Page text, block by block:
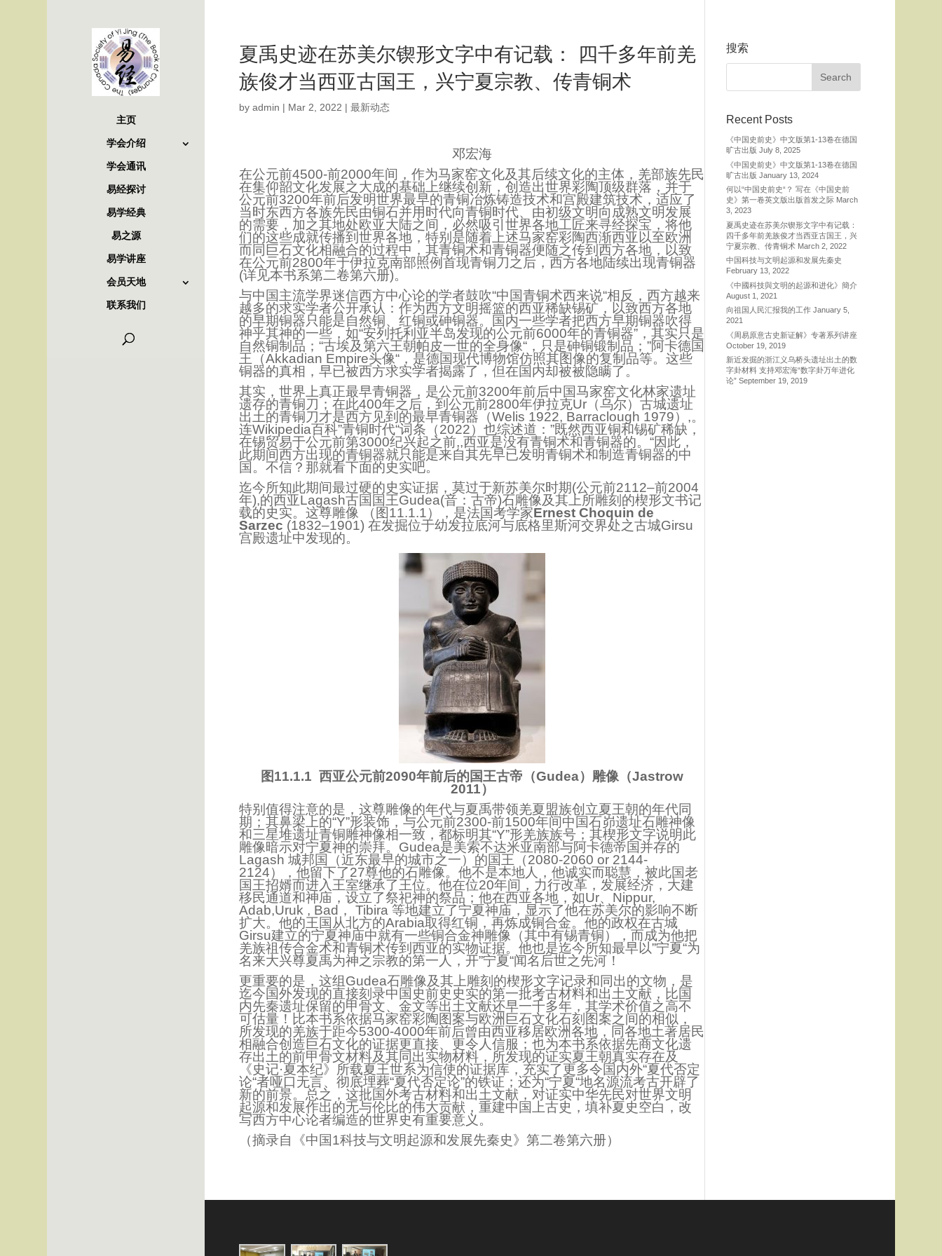
主页
学会介绍
学会通讯
易经探讨
易学经典
易之源
易学讲座
会员天地
联系我们
夏禹史迹在苏美尔锲形文字中有记载： 四千多年前羌
族俊才当西亚古国王，兴宁夏宗教、传青铜术
byadmin | Mar 2, 2022 |最新动态
邓宏海
在公元前4500-前2000年间，作为马家窑文化及其后续文化的主体，羌部族先民
在集仰韶文化发展之大成的基础上继续创新，创造出世界彩陶顶级群落，并于
公元前3200年前后发明世界最早的青铜冶炼铸造技术和宫殿建筑技术，适应了
当时东西方各族先民由铜石并用时代向青铜时代、由初级文明向成熟文明发展
的需要，加之其地处欧亚大陆之间，必然吸引世界各地工匠来寻经探宝，将他
们的这些成就传播到世界各地，特别是随着上述马家窑彩陶西渐西亚以至欧洲
而同巨石文化相融合的过程中，其青铜术和青铜器便随之传到西方各地，以致
在公元前2800年于伊拉克南部照例首现青铜刀之后，西方各地陆续出现青铜器
(详见本书系第二卷第六册)。
与中国主流学界迷信西方中心论的学者鼓吹“中国青铜术西来说“相反，西方越来
越多的求实学者公开承认：作为西方文明摇篮的西亚稀缺锡矿，以致西方各地
的早期铜器只能是自然铜、红铜或砷铜器。国内一些学者把西方早期铜器吹得
神乎其神的一些，如“安列托利亚半岛发现的公元前6000年的青铜器”，其实只是
自然铜制品；“古埃及第六王朝帕皮一世的全身像“，只是砷铜锻制品；”阿卡德国
王（Akkadian Empire头像“，是德国现代博物馆仿照其图像的复制品等。这些
铜器的真相，早已被西方求实学者揭露了，但在国内却被被隐瞒了。
其实，世界上真正最早青铜器，是公元前3200年前后中国马家窑文化林家遗址
遗存的青铜刀；在此400年之后，到公元前2800年伊拉克Ur（乌尔）古城遗址
出土的青铜刀才是西方见到的最早青铜器（Welis 1922, Barraclough 1979）,。
连Wikipedia百科”青铜时代“词条（2022）也综述道：”既然西亚铜和锡矿稀缺，
在锡贸易于公元前第3000纪兴起之前,,西亚是没有青铜术和青铜器的。“因此，
此期间西方出现的青铜器就只能是来自其先早已发明青铜术和制造青铜器的中
国。不信？那就看下面的史实吧。
迄今所知此期间最过硬的史实证据，莫过于新苏美尔时期(公元前2112–前2004
年),的西亚Lagash古国国王Gudea(音：古帝)石雕像及其上所雕刻的楔形文书记
载的史实。这尊雕像 （ 图11.1.1），是法国考学家Ernest Choquin de
Sarzec (1832–1901) 在发掘位于幼发拉底河与底格里斯河交界处之古城Girsu
宫殿遗址中发现的。
图11.1.1 西亚公元前2090年前后的国王古帝（Gudea）雕像（Jastrow
2011）
特别值得注意的是，这尊雕像的年代与夏禹带领羌夏盟族创立夏王朝的年代同
期；其鼻梁上的“Y”形装饰，与公元前2300-前1500年间中国石峁遗址石雕神像
和三星堆遗址青铜雕神像相一致，都标明其“Y”形羌族族号；其楔形文字说明此
雕像暗示对宁夏神的崇拜。Gudea是美索不达米亚南部与阿卡德帝国并存的
Lagash 城邦国（近东最早的城市之一）的国王（2080-2060 or 2144-
2124），他留下了27尊他的石雕像。他不是本地人，他诚实而聪慧，被此国老
国王招婿而进入王室继承了王位。他在位20年间，力行改革，发展经济，大建
移民通道和神庙，设立了祭祀神的祭品；他在西亚各地，如Ur、Nippur,
Adab,Uruk , Bad， Tibira 等地建立了宁夏神庙，显示了他在苏美尔的影响不断
扩大。他的王国从北方的Arabia取得红铜，再炼成铜合金。他的政权在古城
Girsu建立的宁夏神庙中就有一些铜合金神雕像（其中有锡青铜），而成为他把
羌族祖传合金术和青铜术传到西亚的实物证据。他也是迄今所知最早以”宁夏“为
名来大兴尊夏禹为神之宗教的第一人，开”宁夏“闻名后世之先河！
更重要的是，这组Gudea石雕像及其上雕刻的楔形文字记录和同出的文物，是
迄今国外发现的直接刻录中国史前史史实的第一批考古材料和出土文献，比国
内先秦遗址保留的甲骨文、金文等出土文献还早一千多年，其学术价值之高不
可估量！比本书系依据马家窑彩陶图案与欧洲巨石文化石刻图案之间的相似，
所发现的羌族于距今5300-4000年前后曾由西亚移居欧洲各地，同各地土著居民
相融合创造巨石文化的证据更直接、更令人信服；也为本书系依据先商文化遗
存出土的前甲骨文材料及其同出实物材料，所发现的证实夏王朝真实存在及
《史记·夏本纪》所载夏王世系为信使的证据库，充实了更多令国内外“夏代否定
论“者哑口无言、彻底埋葬“夏代否定论”的铁证；还为“宁夏“地名源流考古开辟了
新的前景。总之，这批国外考古材料和出土文献，对证实中华先民对世界文明
起源和发展作出的无与伦比的伟大贡献，重建中国上古史，填补夏史空白，改
写西方中心论者编造的世界史有重要意义。
（摘录自《中国1科技与文明起源和发展先秦史》第二卷第六册）
搜索
Recent Posts
《中国史前史》中文版第1-13卷在德国
旷古出版 July 8, 2025
《中国史前史》中文版第1-13卷在德国
旷古出版 January 13, 2024
何以“中国史前史“？ 写在《中国史前
史》第一卷英文版出版首发之际 March
3, 2023
夏禹史迹在苏美尔锲形文字中有记载：
四千多年前羌族俊才当西亚古国王，兴
宁夏宗教、传青铜术 March 2, 2022
中国科技与文明起源和发展先秦史
February 13, 2022
《中國科技與文明的起源和进化》簡介
August 1, 2021
向祖国人民汇报我的工作 January 5,
2021
《周易原意古史新证解》专著系列讲座
October 19, 2019
新近发掘的浙江义乌桥头遗址出土的数
字卦材料 支持邓宏海“数字卦万年进化
论” September 19, 2019